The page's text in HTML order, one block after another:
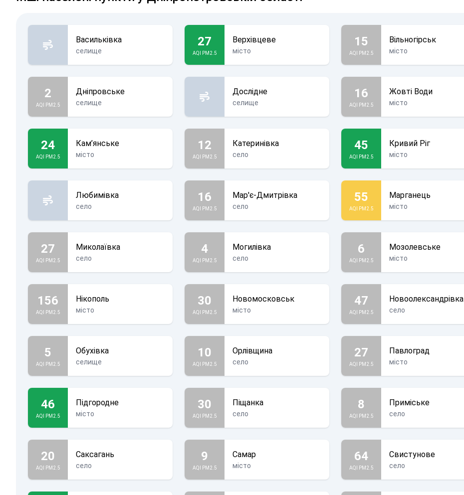
Васильківка
селище
27
AQI PM2.5
Верхівцеве
місто
15
AQI PM2.5
Вільногірськ
місто
2
AQI PM2.5
Дніпровське
селище
Дослідне
селище
16
AQI PM2.5
Жовті Води
місто
24
AQI PM2.5
Кам’янське
місто
12
AQI PM2.5
Катеринівка
село
45
AQI PM2.5
Кривий Ріг
місто
Любимівка
село
16
AQI PM2.5
Мар'є-Дмитрівка
село
55
AQI PM2.5
Марганець
місто
27
AQI PM2.5
Миколаївка
село
4
AQI PM2.5
Могилівка
село
6
AQI PM2.5
Мозолевське
місто
156
AQI PM2.5
Нікополь
місто
30
AQI PM2.5
Новомосковськ
місто
47
AQI PM2.5
Новоолександрівка
село
5
AQI PM2.5
Обухівка
селище
10
AQI PM2.5
Орлівщина
село
27
AQI PM2.5
Павлоград
місто
46
AQI PM2.5
Підгородне
місто
30
AQI PM2.5
Піщанка
село
8
AQI PM2.5
Приміське
село
20
AQI PM2.5
Саксагань
село
9
AQI PM2.5
Самар
місто
64
AQI PM2.5
Свистунове
село